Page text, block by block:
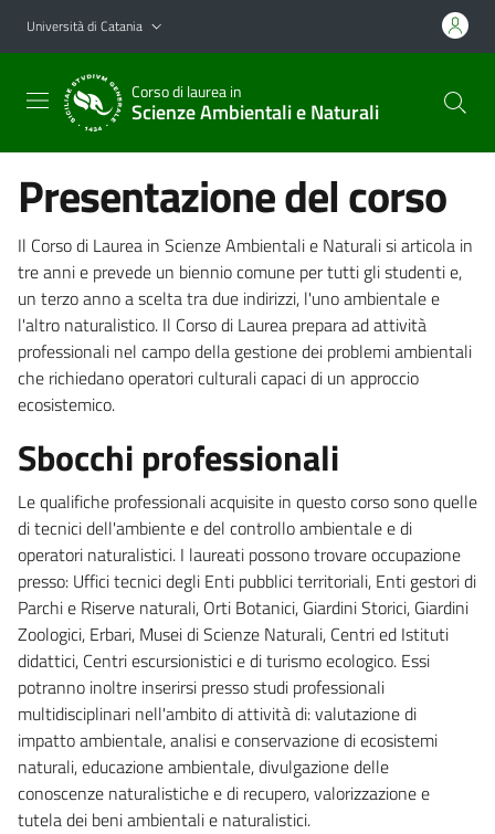
Vai al contenuto principale
Vai al menu di navigazione
Università di Catania
Corso di laurea in
Scienze Ambientali e Naturali
Presentazione del corso
Il Corso di Laurea in Scienze Ambientali e Naturali si articola in
tre anni e prevede un biennio comune per tutti gli studenti e,
un terzo anno a scelta tra due indirizzi, l'uno ambientale e
l'altro naturalistico. Il Corso di Laurea prepara ad attività
professionali nel campo della gestione dei problemi ambientali
che richiedano operatori culturali capaci di un approccio
ecosistemico.
Sbocchi professionali
Le qualifiche professionali acquisite in questo corso sono quelle
di tecnici dell'ambiente e del controllo ambientale e di
operatori naturalistici. I laureati possono trovare occupazione
presso: Uffici tecnici degli Enti pubblici territoriali, Enti gestori di
Parchi e Riserve naturali, Orti Botanici, Giardini Storici, Giardini
Zoologici, Erbari, Musei di Scienze Naturali, Centri ed Istituti
didattici, Centri escursionistici e di turismo ecologico. Essi
potranno inoltre inserirsi presso studi professionali
multidisciplinari nell'ambito di attività di: valutazione di
impatto ambientale, analisi e conservazione di ecosistemi
naturali, educazione ambientale, divulgazione delle
conoscenze naturalistiche e di recupero, valorizzazione e
tutela dei beni ambientali e naturalistici.